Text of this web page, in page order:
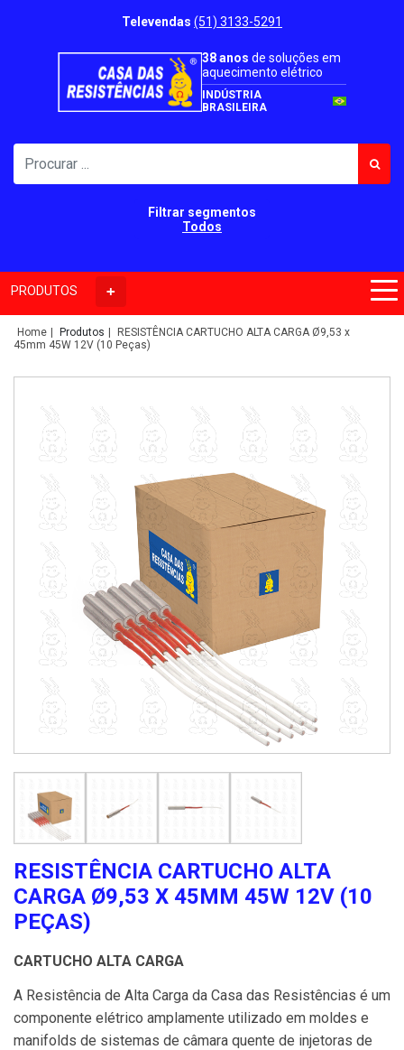
Televendas (51) 3133-5291
38 anos de soluções em
aquecimento elétrico
INDÚSTRIA
BRASILEIRA
Filtrar segmentos
Todos
PRODUTOS
Home Produtos
RESISTÊNCIA CARTUCHO ALTA CARGA Ø9,53 x
45mm 45W 12V (10 Peças)
RESISTÊNCIA CARTUCHO ALTA
CARGA Ø9,53 X 45MM 45W 12V (10
PEÇAS)
CARTUCHO ALTA CARGA
A Resistência de Alta Carga da Casa das Resistências é um
componente elétrico amplamente utilizado em moldes e
manifolds de sistemas de câmara quente de injetoras de